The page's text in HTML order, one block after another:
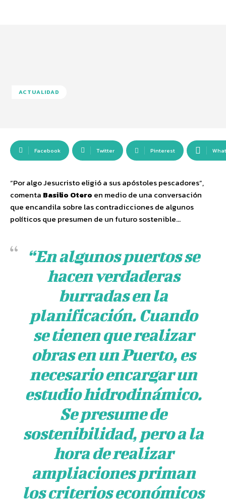
ACTUALIDAD
Facebook Twitter Pinterest
“Por algo Jesucristo eligió a sus apóstoles pescadores”,
comenta Basilio Otero en medio de una conversación
que encandila sobre las contradicciones de algunos
políticos que presumen de un futuro sostenible…
“En algunos puertos se
hacen verdaderas
burradas en la
planificación. Cuando
se tienen que realizar
obras en un Puerto, es
necesario encargar un
estudio hidrodinámico.
Se presume de
sostenibilidad, pero a la
hora de realizar
ampliaciones priman
los criterios económicos